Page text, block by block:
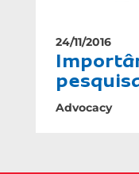
24/11/2016
Advocacy